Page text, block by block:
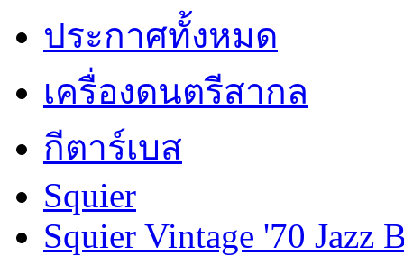
ประกาศทั้งหมด
เครื่องดนตรีสากล
กีตาร์เบส
Squier
Squier Vintage '70 Jazz